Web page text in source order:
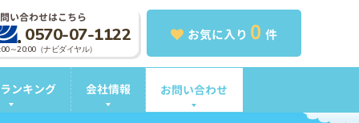
お気に入り 0 件
い合わせはこちら
0570-07-1122
～20:00（ナビダイヤル）
ンキング 会社情報 お問い合わせ